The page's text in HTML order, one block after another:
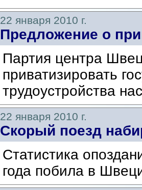
22 января 2010 г.
Предложение о
Партия центра
приватизировать
трудоустройства
22 января 2010 г.
Cкорый поезд
Статистика
года побила в